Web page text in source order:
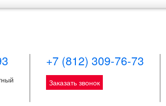
+7 (812) 309-76-73
Заказать звонок